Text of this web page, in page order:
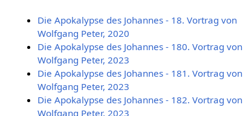
Die Apokalypse des Johannes - 18. Vortrag von
Wolfgang Peter, 2020
Die Apokalypse des Johannes - 180. Vortrag von
Wolfgang Peter, 2023
Die Apokalypse des Johannes - 181. Vortrag von
Wolfgang Peter, 2023
Die Apokalypse des Johannes - 182. Vortrag von
Wolfgang Peter, 2023